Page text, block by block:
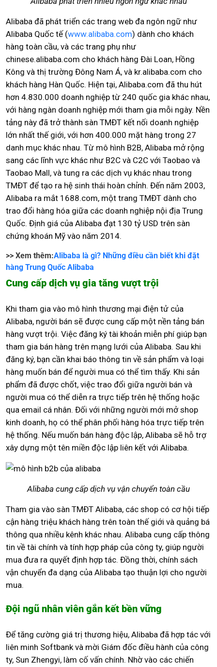
Alibaba đã phát triển các trang web đa ngôn ngữ như
Alibaba Quốc tế (www.alibaba.com) dành cho khách
hàng toàn cầu, và các trang phụ như
chinese.alibaba.com cho khách hàng Đài Loan, Hồng
Kông và thị trường Đông Nam Á, và kr.alibaba.com cho
khách hàng Hàn Quốc. Hiện tại, Alibaba.com đã thu hút
hơn 4.830.000 doanh nghiệp từ 240 quốc gia khác nhau,
với hàng ngàn doanh nghiệp mới tham gia mỗi ngày. Nền
tảng này đã trở thành sàn TMĐT kết nối doanh nghiệp
lớn nhất thế giới, với hơn 400.000 mặt hàng trong 27
danh mục khác nhau. Từ mô hình B2B, Alibaba mở rộng
sang các lĩnh vực khác như B2C và C2C với Taobao và
Taobao Mall, và tung ra các dịch vụ khác nhau trong
TMĐT để tạo ra hệ sinh thái hoàn chỉnh. Đến năm 2003,
Alibaba ra mắt 1688.com, một trang TMĐT dành cho
trao đổi hàng hóa giữa các doanh nghiệp nội địa Trung
Quốc. Định giá của Alibaba đạt 130 tỷ USD trên sàn
chứng khoán Mỹ vào năm 2014.
>> Xem thêm:Alibaba là gì? Những điều cần biết khi đặt
hàng Trung Quốc Alibaba
Cung cấp dịch vụ gia tăng vượt trội
Khi tham gia vào mô hình thương mại điện tử của
Alibaba, người bán sẽ được cung cấp một nền tảng bán
hàng vượt trội. Việc đăng ký tài khoản miễn phí giúp bạn
tham gia bán hàng trên mạng lưới của Alibaba. Sau khi
đăng ký, bạn cần khai báo thông tin về sản phẩm và loại
hàng muốn bán để người mua có thể tìm thấy. Khi sản
phẩm đã được chốt, việc trao đổi giữa người bán và
người mua có thể diễn ra trực tiếp trên hệ thống hoặc
qua email cá nhân. Đối với những người mới mở shop
kinh doanh, họ có thể phân phối hàng hóa trực tiếp trên
hệ thống. Nếu muốn bán hàng độc lập, Alibaba sẽ hỗ trợ
xây dựng một tên miền độc lập liên kết với Alibaba.
Alibaba cung cấp dịch vụ vận chuyển toàn cầu
Tham gia vào sàn TMĐT Alibaba, các shop có cơ hội tiếp
cận hàng triệu khách hàng trên toàn thế giới và quảng bá
thông qua nhiều kênh khác nhau. Alibaba cung cấp thông
tin về tài chính và tính hợp pháp của công ty, giúp người
mua đưa ra quyết định hợp tác. Đồng thời, chính sách
vận chuyển đa dạng của Alibaba tạo thuận lợi cho người
mua.
Đội ngũ nhân viên gắn kết bền vững
Để tăng cường giá trị thương hiệu, Alibaba đã hợp tác với
liên minh Softbank và mời Giám đốc điều hành của công
ty, Sun Zhengyi, làm cố vấn chính. Nhờ vào các chiến